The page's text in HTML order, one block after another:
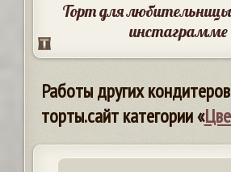
Торт для
инстаграмме
Работы других
торты.сайт категории «